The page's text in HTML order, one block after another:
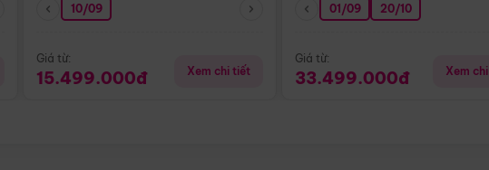
10/09
Giá từ:
15.499.000đ Xem chi tiết
01/09 20/10
Giá từ:
33.499.000đ Xem